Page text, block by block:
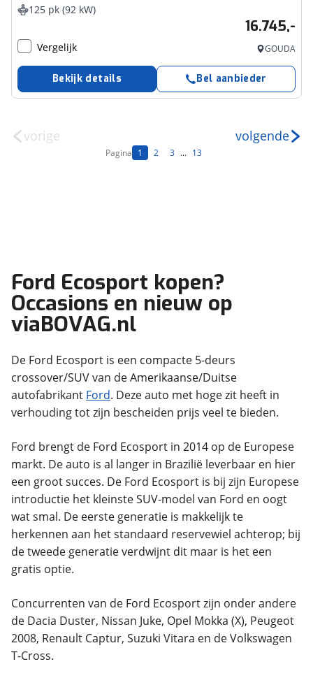
125 pk (92 kW)
16.745,-
Vergelijk GOUDA
Bekijk details Bel aanbieder
vorige
Pagina 1 2 3 ... 13
volgende
Ford Ecosport kopen?
Occasions en nieuw op
viaBOVAG.nl
De Ford Ecosport is een compacte 5-deurs
crossover/SUV van de Amerikaanse/Duitse
autofabrikant Ford. Deze auto met hoge zit heeft in
verhouding tot zijn bescheiden prijs veel te bieden.
Ford brengt de Ford Ecosport in 2014 op de Europese
markt. De auto is al langer in Brazilië leverbaar en hier
een groot succes. De Ford Ecosport is bij zijn Europese
introductie het kleinste SUV-model van Ford en oogt
wat smal. De eerste generatie is makkelijk te
herkennen aan het standaard reservewiel achterop; bij
de tweede generatie verdwijnt dit maar is het een
gratis optie.
Concurrenten van de Ford Ecosport zijn onder andere
de Dacia Duster, Nissan Juke, Opel Mokka (X), Peugeot
2008, Renault Captur, Suzuki Vitara en de Volkswagen
T-Cross.